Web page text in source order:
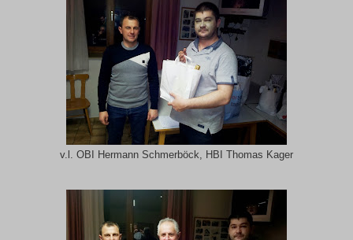
v.l. OBI Hermann Schmerböck, HBI Thomas Kager